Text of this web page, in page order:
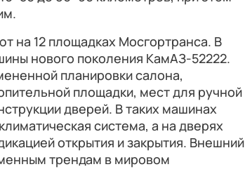
на 12 площадках Мосгортранса. В
нового поколения КамАЗ-52222.
планировки салона,
площадки, мест для ручной
дверей. В таких машинах
система, а на дверях
открытия и закрытия. Внешний
трендам в мировом